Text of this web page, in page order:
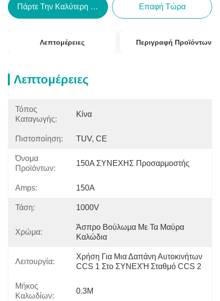
Πάρτε Την Καλύτερη Τιμή Επαφή Τώρα
Λεπτομέρειες Περιγραφή Προϊόντων
Λεπτομέρειες
Τόπος
Καταγωγής:
Κίνα
Πιστοποίηση: TUV, CE
Όνομα
Προϊόντων:
150A ΣΥΝΕΧΗΣ Προσαρμοστής
Amps: 150A
Τάση: 1000V
Χρώμα:
Άσπρο Βούλωμα Με Τα Μαύρα
Καλώδια
Λειτουργία:
Χρήση Για Μια Δαπάνη Αυτοκινήτων
CCS 1 Στο ΣΥΝΕΧΉ Σταθμό CCS 2
Μήκος
Καλωδίων:
0.3M